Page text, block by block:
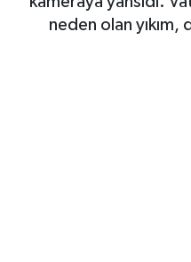
neden olan
GÜNDEM
Son Dakika